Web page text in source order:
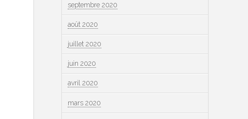
septembre 2020
août 2020
juillet 2020
juin 2020
avril 2020
mars 2020